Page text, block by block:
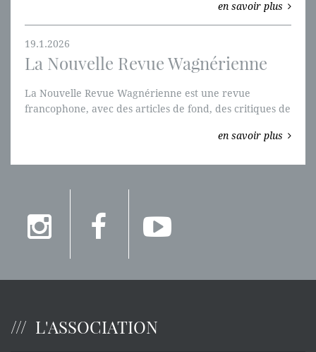
en savoir plus
19.1.2026
La Nouvelle Revue Wagnérienne
La Nouvelle Revue Wagnérienne est une revue
francophone, avec des articles de fond, des critiques de
en savoir plus
L'ASSOCIATION